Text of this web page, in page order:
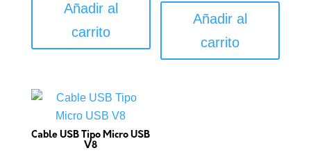
Añadir al
carrito
Añadir al
carrito
Cable USB Tipo Micro USB
V8